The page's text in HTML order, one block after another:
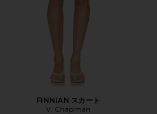
FINNIAN スカート
V. Chapman